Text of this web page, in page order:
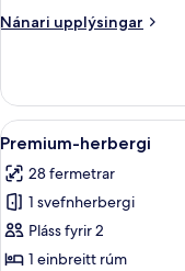
tvíbreitt
Living
Area)
Nánari upplýsingar
Nánari
-
stórt
rúm
(Separate
Area)
Skoða
allar
myndir
fyrir
Premium-
herbergi
2
Premium-herbergi
28 fermetrar
1 svefnherbergi
Pláss fyrir 2
1 einbreitt rúm